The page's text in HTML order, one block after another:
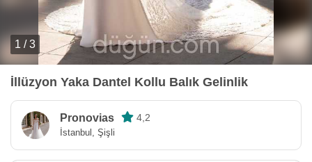
1 / 3
İllüzyon Yaka Dantel Kollu Balık Gelinlik
Pronovias 4,2
İstanbul, Şişli